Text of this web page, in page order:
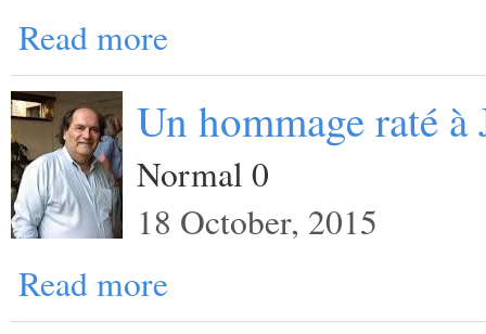
Read more
Un hommage raté à
Normal 0
18 October, 2015
Read more